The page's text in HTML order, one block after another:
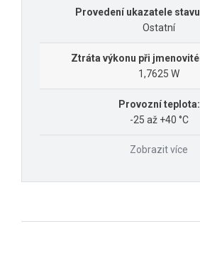
Provedení ukazatele
Ostatní
Ztráta výkonu při
1,7625 W
Provozní teplota:
-25 až +40 °C
Zobrazit více